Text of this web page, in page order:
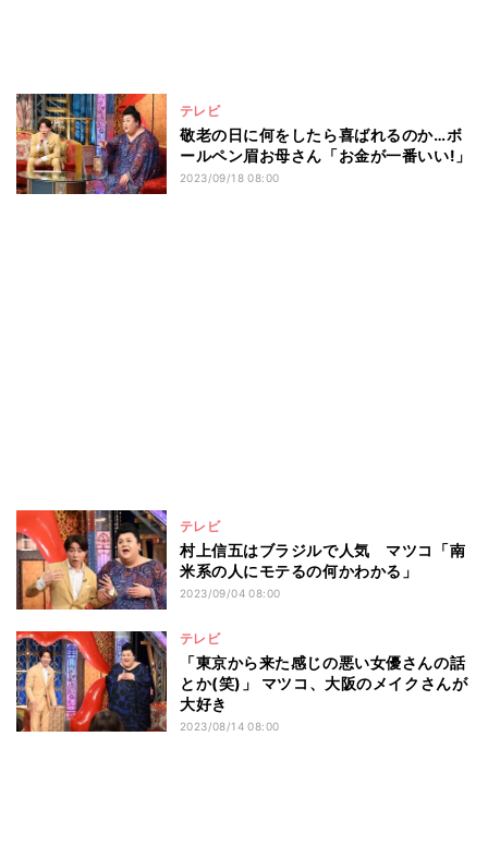
テレビ
敬老の日に何をしたら喜ばれるのか…ボ
ールペン眉お母さん「お金が一番いい!」
2023/09/18 08:00
テレビ
村上信五はブラジルで人気 マツコ「南
米系の人にモテるの何かわかる」
2023/09/04 08:00
テレビ
「東京から来た感じの悪い女優さんの話
とか(笑)」 マツコ、大阪のメイクさんが
大好き
2023/08/14 08:00